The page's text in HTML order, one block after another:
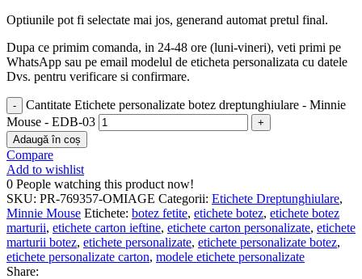
Optiunile pot fi selectate mai jos, generand automat pretul final.
Dupa ce primim comanda, in 24-48 ore (luni-vineri), veti primi pe
WhatsApp sau pe email modelul de eticheta personalizata cu datele
Dvs. pentru verificare si confirmare.
Cantitate Etichete personalizate botez dreptunghiulare - Minnie
Mouse - EDB-03
Adaugă în coș
Compare
Add to wishlist
0 People watching this product now!
SKU: PR-769357-OMIAGE Categorii: Etichete Dreptunghiulare,
Minnie Mouse Etichete: botez fetite, etichete botez, etichete botez
marturii, etichete carton ieftine, etichete carton personalizate, etichete
marturii botez, etichete personalizate, etichete personalizate botez,
etichete personalizate carton, modele etichete personalizate
Share: